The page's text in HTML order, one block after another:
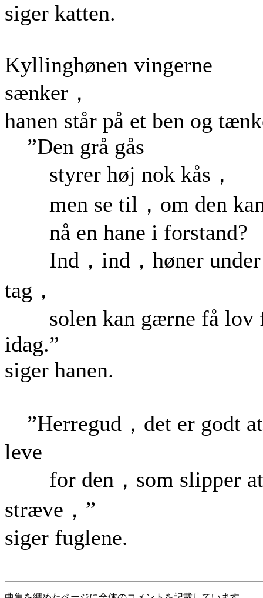
siger katten.
Kyllinghønen vingerne
sænker，
hanen står på et ben og
”Den grå gås
styrer høj nok kås，
men se til，om den
nå en hane i forstand?
Ind，ind，høner under
tag，
solen kan gærne få lov
idag.”
siger hanen.
”Herregud，det er godt at
leve
for den，som slipper at
stræve，”
siger fuglene.